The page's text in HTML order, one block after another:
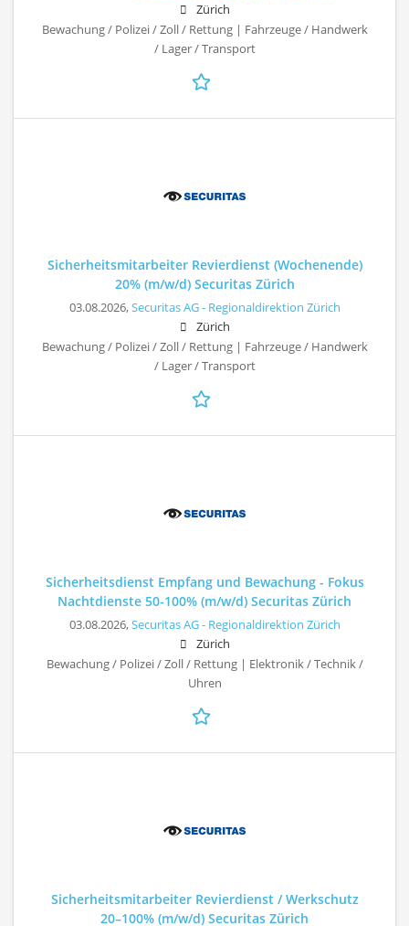
Zürich
Bewachung / Polizei / Zoll / Rettung | Fahrzeuge / Handwerk
/ Lager / Transport
Sicherheitsmitarbeiter Revierdienst (Wochenende)
20% (m/w/d) Securitas Zürich
03.08.2026,Securitas AG - Regionaldirektion Zürich
Zürich
Bewachung / Polizei / Zoll / Rettung | Fahrzeuge / Handwerk
/ Lager / Transport
Sicherheitsdienst Empfang und Bewachung - Fokus
Nachtdienste 50-100% (m/w/d) Securitas Zürich
03.08.2026,Securitas AG - Regionaldirektion Zürich
Zürich
Bewachung / Polizei / Zoll / Rettung | Elektronik / Technik /
Uhren
Sicherheitsmitarbeiter Revierdienst / Werkschutz
20–100% (m/w/d) Securitas Zürich